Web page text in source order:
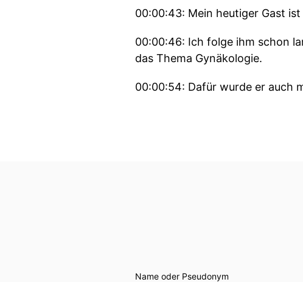
00:00:43: Mein heutiger Gast
00:00:46: Ich folge ihm schon
das Thema Gynäkologie.
00:00:54: Dafür wurde er auch
Name oder Pseudonym